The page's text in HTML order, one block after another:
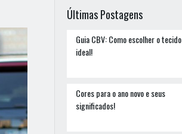
Últimas Postagens
Guia CBV: Como escolher o tecido
ideal!
Cores para o ano novo e seus
significados!